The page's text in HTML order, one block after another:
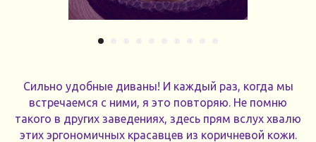
Сильно удобные диваны! И каждый раз, когда мы
встречаемся с ними, я это повторяю. Не помню
такого в других заведениях, здесь прям вслух хвалю
этих эргономичных красавцев из коричневой кожи.